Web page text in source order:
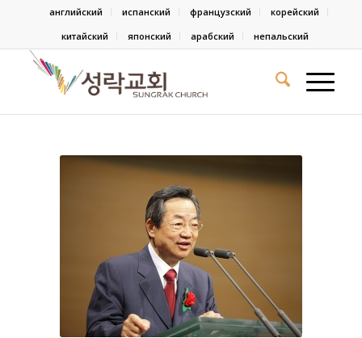
английский испанский французский
корейский
китайский
японский арабский непальский